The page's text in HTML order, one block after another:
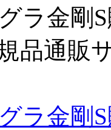
ラ金剛
品通販
ラ金剛